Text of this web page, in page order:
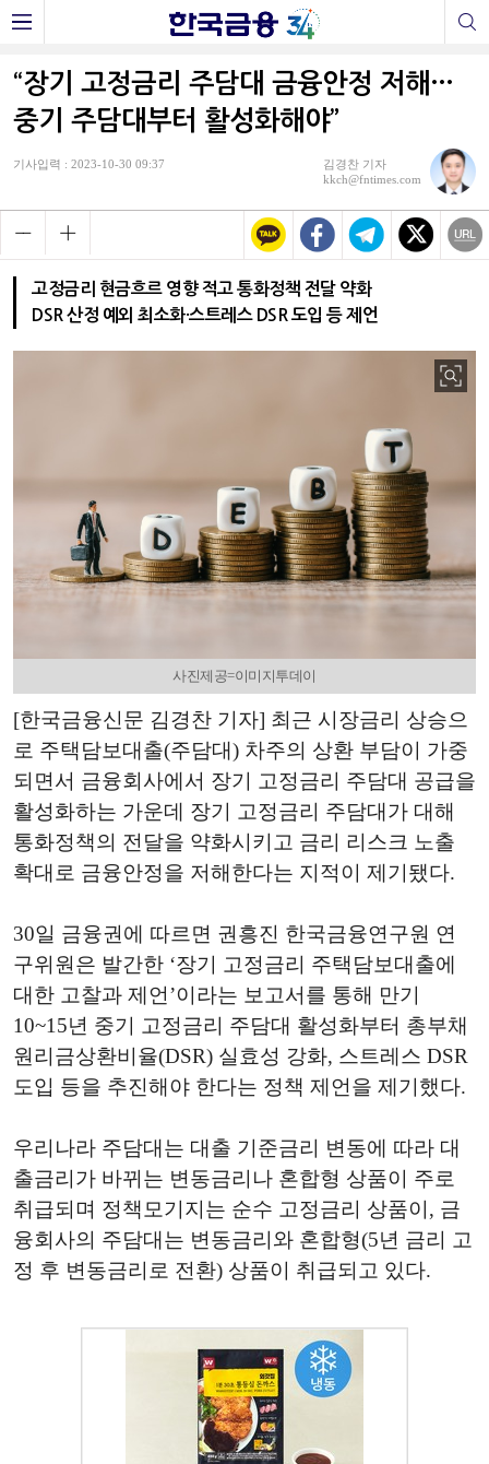
“장기 고정금리 주담대 금융안정 저해…
중기 주담대부터 활성화해야”
기사입력 : 2023-10-30 09:37
김경찬 기자
kkch@fntimes.com
고정금리 현금흐르 영향 적고 통화정책 전달 약화
DSR 산정 예외 최소화·스트레스 DSR 도입 등 제언
사진제공=이미지투데이
[한국금융신문 김경찬 기자] 최근 시장금리 상승으
로 주택담보대출(주담대) 차주의 상환 부담이 가중
되면서 금융회사에서 장기 고정금리 주담대 공급을
활성화하는 가운데 장기 고정금리 주담대가 대해
통화정책의 전달을 약화시키고 금리 리스크 노출
확대로 금융안정을 저해한다는 지적이 제기됐다.
30일 금융권에 따르면 권흥진 한국금융연구원 연
구위원은 발간한 ‘장기 고정금리 주택담보대출에
대한 고찰과 제언’이라는 보고서를 통해 만기
10~15년 중기 고정금리 주담대 활성화부터 총부채
원리금상환비율(DSR) 실효성 강화, 스트레스 DSR
도입 등을 추진해야 한다는 정책 제언을 제기했다.
우리나라 주담대는 대출 기준금리 변동에 따라 대
출금리가 바뀌는 변동금리나 혼합형 상품이 주로
취급되며 정책모기지는 순수 고정금리 상품이, 금
융회사의 주담대는 변동금리와 혼합형(5년 금리 고
정 후 변동금리로 전환) 상품이 취급되고 있다.